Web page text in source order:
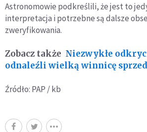
Astronomowie podkreślili, że jest to
interpretacja i potrzebne są dalsze
zweryfikowania.
Zobacz także Niezwykłe
odnaleźli wielką winnicę
Źródło: PAP / kb